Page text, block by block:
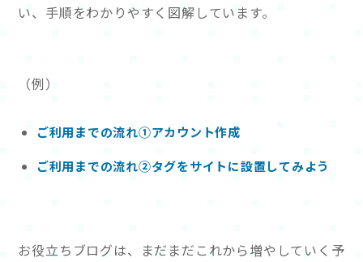
い、手順をわかりやすく図解しています。
（例）
ご利用までの流れ①アカウント作成
ご利用までの流れ②タグをサイトに設置してみよう
お役立ちブログは、まだまだこれから増やしていく予